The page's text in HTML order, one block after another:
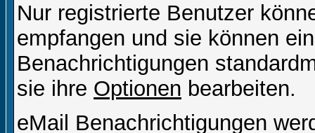
Nur registrierte Benutzer
empfangen und sie können
Benachrichtigungen
sie ihre Optionen bearbeiten.
eMail Benachrichtigungen